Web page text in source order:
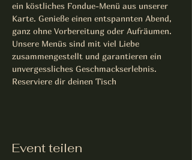
ein köstliches Fondue-Menü aus unserer
Karte. Genieße einen entspannten Abend,
ganz ohne Vorbereitung oder Aufräumen.
Unsere Menüs sind mit viel Liebe
zusammengestellt und garantieren ein
unvergessliches Geschmackserlebnis.
Reserviere dir deinen Tisch
Event teilen